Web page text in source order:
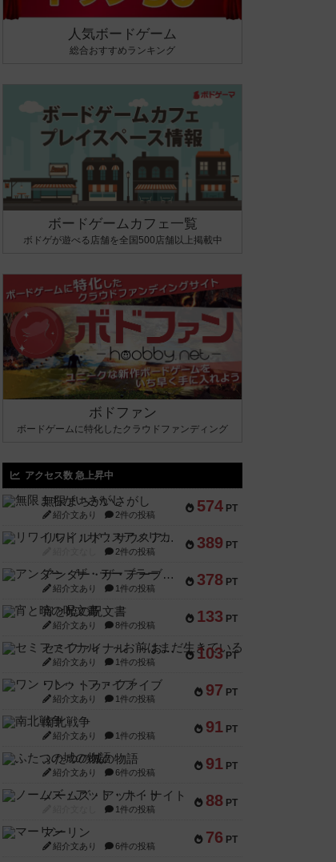
人気ボードゲーム
総合おすすめランキング
ボードゲームカフェ一覧
ボドゲが遊べる店舗を全国500店舗以上掲載中
ボドファン
ボードゲームに特化したクラウドファンディング
アクセス数 急上昇中
574 PT
無限まちがいさがし
紹介文あり 2件の投稿
389 PT
リワイルド：サウスアメリカ
2件の投稿
378 PT
アンダー・ザ・テーブラー
紹介文あり 1件の投稿
133 PT
宵と暁の呪文書
紹介文あり 8件の投稿
103 PT
セミファイナル ～お前はまだ生きている～
紹介文あり 1件の投稿
97 PT
ワン・トゥ・ファイブ
紹介文あり 1件の投稿
91 PT
南北戦争
紹介文あり 1件の投稿
91 PT
ふたつの城の物語
紹介文あり 6件の投稿
88 PT
ノームズ・アット・ナイト
1件の投稿
76 PT
マーリン
紹介文あり 6件の投稿